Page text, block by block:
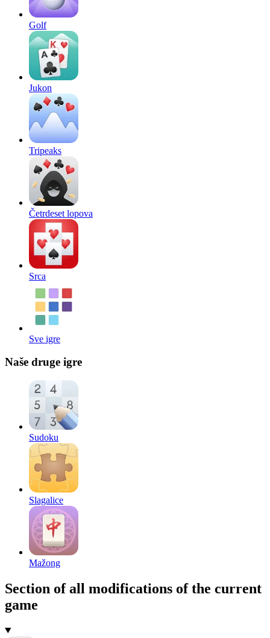
Golf
Jukon
Tripeaks
Četrdeset lopova
Srca
Sve igre
Naše druge igre
Sudoku
Slagalice
Mažong
Section of all modifications of the current
game